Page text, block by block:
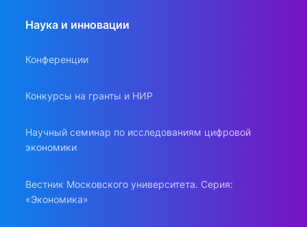
Наука и инновации
Конференции
Конкурсы на гранты и НИР
Научный семинар по исследованиям цифровой
экономики
Вестник Московского университета. Серия:
«Экономика»